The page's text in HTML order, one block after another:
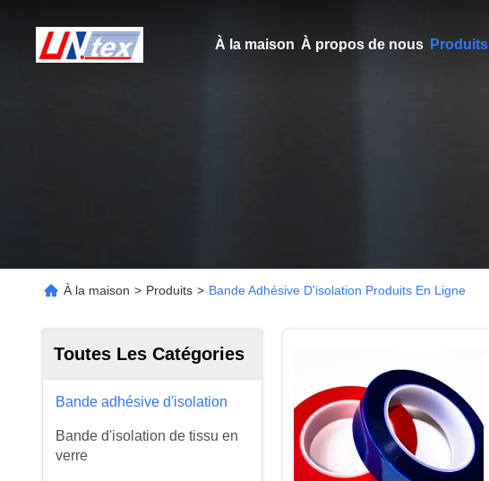
À la maison À propos de nous Produits
À la maison > Produits > Bande Adhésive D'isolation Produits En Ligne
Toutes Les Catégories
Bande adhésive d'isolation
Bande d'isolation de tissu en
verre